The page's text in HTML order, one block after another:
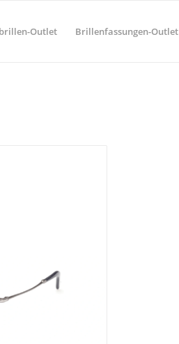
Outlet Brillenfassungen-Outlet